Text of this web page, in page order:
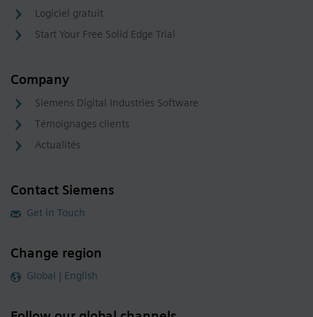
Logiciel gratuit
Start Your Free Solid Edge Trial
Company
Siemens Digital Industries Software
Témoignages clients
Actualités
Contact Siemens
Get in Touch
Change region
Global | English